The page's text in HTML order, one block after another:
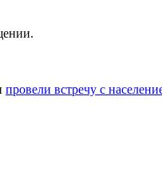
провели встречу с